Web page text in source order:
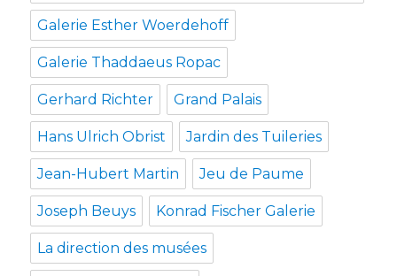
Galerie Esther Woerdehoff
Galerie Thaddaeus Ropac
Gerhard Richter Grand Palais
Hans Ulrich Obrist Jardin des Tuileries
Jean-Hubert Martin Jeu de Paume
Joseph Beuys Konrad Fischer Galerie
La direction des musées